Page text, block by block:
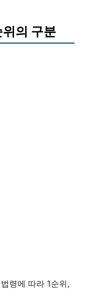
의 구분
령에 따라 1순위,